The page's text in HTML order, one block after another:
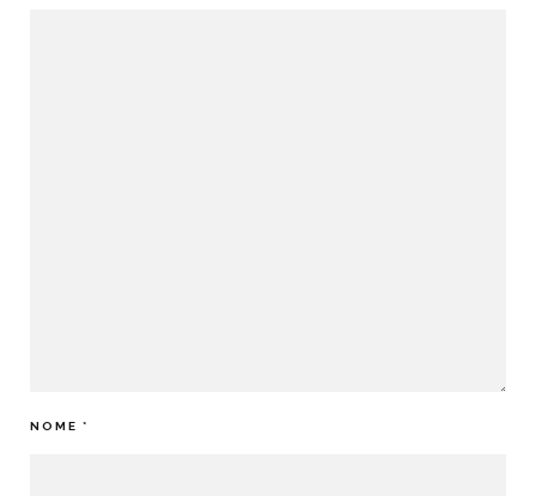
NOME *